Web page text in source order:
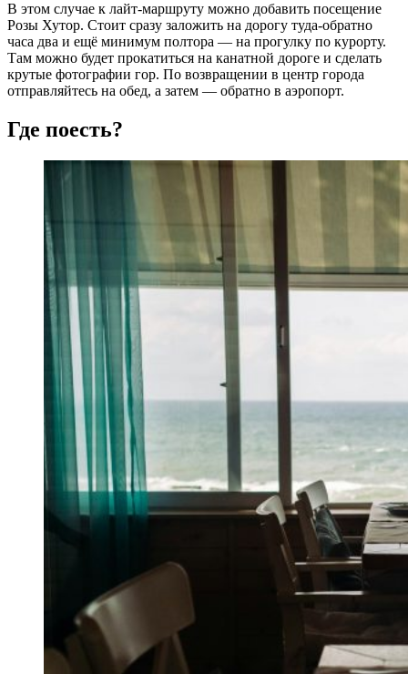
В этом случае к лайт-маршруту можно добавить посещение
Розы Хутор. Стоит сразу заложить на дорогу туда-обратно
часа два и ещё минимум полтора — на прогулку по курорту.
Там можно будет прокатиться на канатной дороге и сделать
крутые фотографии гор. По возвращении в центр города
отправляйтесь на обед, а затем — обратно в аэропорт.
Где поесть?